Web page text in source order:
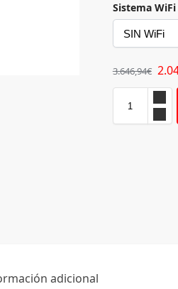
Sistema
3.646,94€
adicional